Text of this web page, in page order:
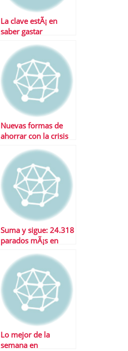
La clave estÃ¡ en
saber gastar
Nuevas formas de
ahorrar con la crisis
Suma y sigue: 24.318
parados mÃ¡s en
Lo mejor de la
semana en